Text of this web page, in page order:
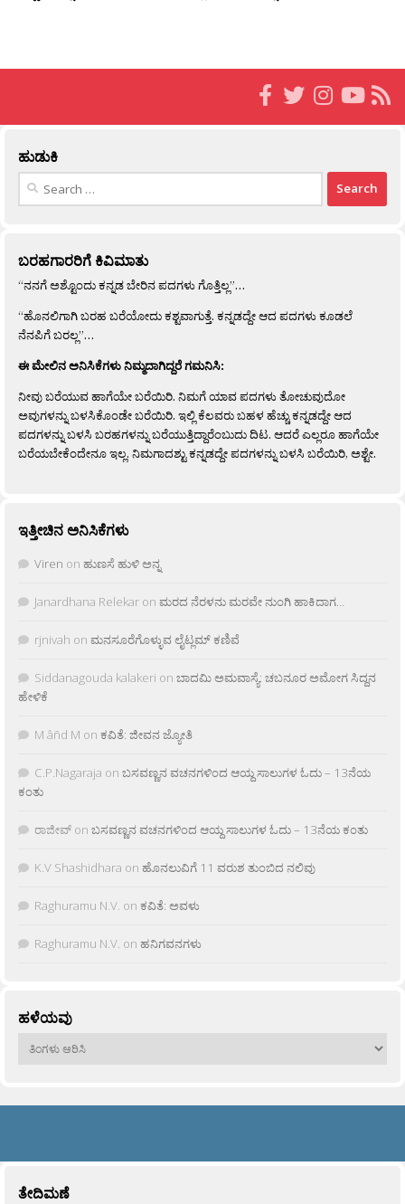
ಹುಡುಕಿ
Search
ಬರಹಗಾರರಿಗೆ ಕಿವಿಮಾತು
“ನನಗೆ ಅಶ್ಟೊಂದು ಕನ್ನಡ ಬೇರಿನ ಪದಗಳು ಗೊತ್ತಿಲ್ಲ”…
“ಹೊನಲಿಗಾಗಿ ಬರಹ ಬರೆಯೋದು ಕಶ್ಟವಾಗುತ್ತೆ. ಕನ್ನಡದ್ದೇ ಆದ ಪದಗಳು ಕೂಡಲೆ
ನೆನಪಿಗೆ ಬರಲ್ಲ”…
ಈ ಮೇಲಿನ ಅನಿಸಿಕೆಗಳು ನಿಮ್ಮದಾಗಿದ್ದರೆ ಗಮನಿಸಿ:
ನೀವು ಬರೆಯುವ ಹಾಗೆಯೇ ಬರೆಯಿರಿ. ನಿಮಗೆ ಯಾವ ಪದಗಳು ತೋಚುವುದೋ
ಅವುಗಳನ್ನು ಬಳಸಿಕೊಂಡೇ ಬರೆಯಿರಿ. ಇಲ್ಲಿ ಕೆಲವರು ಬಹಳ ಹೆಚ್ಚು ಕನ್ನಡದ್ದೇ ಆದ
ಪದಗಳನ್ನು ಬಳಸಿ ಬರಹಗಳನ್ನು ಬರೆಯುತ್ತಿದ್ದಾರೆಂಬುದು ದಿಟ. ಆದರೆ ಎಲ್ಲರೂ ಹಾಗೆಯೇ
ಬರೆಯಬೇಕೆಂದೇನೂ ಇಲ್ಲ. ನಿಮಗಾದಶ್ಟು ಕನ್ನಡದ್ದೇ ಪದಗಳನ್ನು ಬಳಸಿ ಬರೆಯಿರಿ, ಅಶ್ಟೇ.
ಇತ್ತೀಚಿನ ಅನಿಸಿಕೆಗಳು
Viren on ಹುಣಸೆ ಹುಳಿ ಅನ್ನ
Janardhana Relekar on ಮರದ ನೆರಳನು ಮರವೇ ನುಂಗಿ ಹಾಕಿದಾಗ…
rjnivah on ಮನಸೂರೆಗೊಳ್ಳುವ ಲೈಟ್ಲಮ್ ಕಣಿವೆ
Siddanagouda kalakeri on ಬಾದಮಿ ಅಮವಾಸ್ಯೆ: ಚಬನೂರ ಅಮೋಗ ಸಿದ್ದನ
ಹೇಳಿಕೆ
M âñd M on ಕವಿತೆ: ಜೀವನ ಜ್ಯೋತಿ
C.P.Nagaraja on ಬಸವಣ್ಣನ ವಚನಗಳಿಂದ ಆಯ್ದ ಸಾಲುಗಳ ಓದು – 13ನೆಯ
ಕಂತು
ರಾಜೀವ್ on ಬಸವಣ್ಣನ ವಚನಗಳಿಂದ ಆಯ್ದ ಸಾಲುಗಳ ಓದು – 13ನೆಯ ಕಂತು
K.V Shashidhara on ಹೊನಲುವಿಗೆ 11 ವರುಶ ತುಂಬಿದ ನಲಿವು
Raghuramu N.V. on ಕವಿತೆ: ಅವಳು
Raghuramu N.V. on ಹನಿಗವನಗಳು
ಹಳೆಯವು
ಹಳೆಯವು
ತೇದಿಮಣೆ